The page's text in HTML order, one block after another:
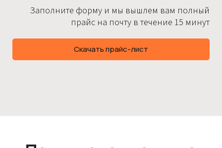
Заполните форму и мы вышлем вам полный
прайс на почту в течение 15 минут
Скачать прайс-лист